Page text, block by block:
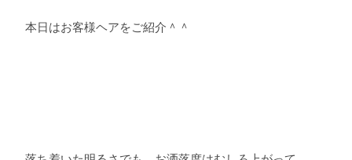
本日はお客様ヘアをご紹介＾＾